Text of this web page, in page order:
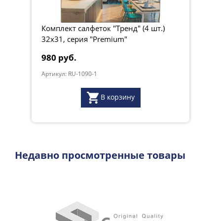
Произведено в Швеции компанией SMART MICROFIBER
Комплект салфеток "Тренд" (4 шт.)
32х31, серия "Premium"
980 руб.
Артикул: RU-1090-1
В корзину
Недавно просмотренные товары